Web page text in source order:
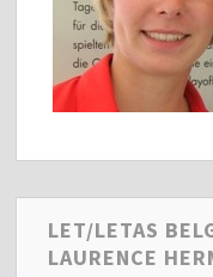
LET/LETAS
LAURENCE